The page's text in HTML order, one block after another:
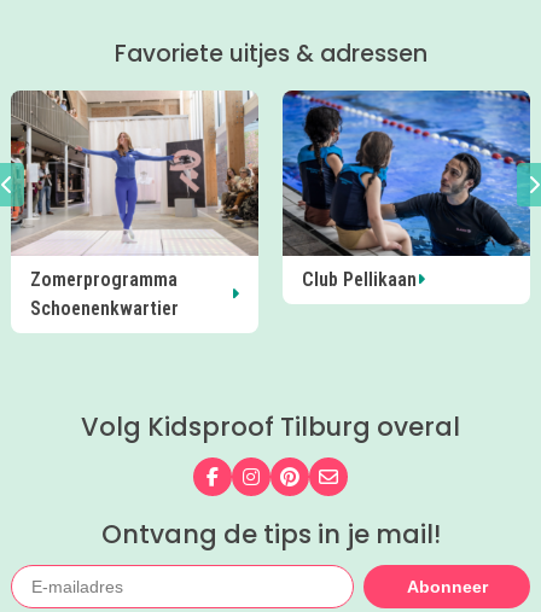
gezellige steden. Wij verzamelden hele
Favoriete uitjes & adressen
Zomerprogramma
Schoenenkwartier
Club Pellikaan
Volg Kidsproof Tilburg overal
Volg ons op Facebook
Volg ons op Instagram
Volg ons op Pinterest
Mail ons
Ontvang de tips in je mail!
Abonneer